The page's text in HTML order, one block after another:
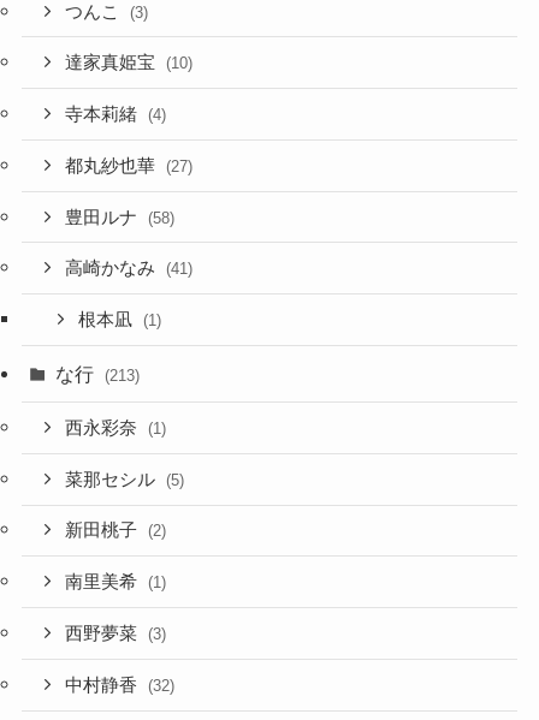
つんこ (3)
達家真姫宝 (10)
寺本莉緒 (4)
都丸紗也華 (27)
豊田ルナ (58)
高崎かなみ (41)
根本凪 (1)
な行 (213)
西永彩奈 (1)
菜那セシル (5)
新田桃子 (2)
南里美希 (1)
西野夢菜 (3)
中村静香 (32)